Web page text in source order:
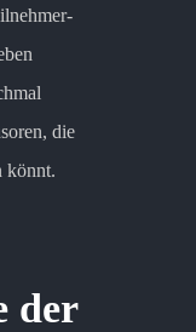
die
könnt.
der